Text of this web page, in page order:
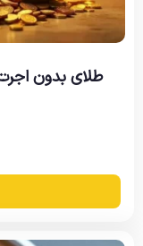
طلای بدون